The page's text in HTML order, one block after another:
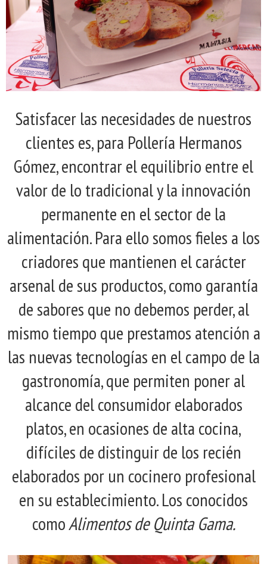
Satisfacer las necesidades de nuestros
clientes es, para Pollería Hermanos
Gómez, encontrar el equilibrio entre el
valor de lo tradicional y la innovación
permanente en el sector de la
alimentación. Para ello somos fieles a los
criadores que mantienen el carácter
arsenal de sus productos, como garantía
de sabores que no debemos perder, al
mismo tiempo que prestamos atención a
las nuevas tecnologías en el campo de la
gastronomía, que permiten poner al
alcance del consumidor elaborados
platos, en ocasiones de alta cocina,
difíciles de distinguir de los recién
elaborados por un cocinero profesional
en su establecimiento. Los conocidos
comoAlimentos de Quinta Gama.